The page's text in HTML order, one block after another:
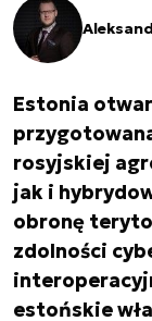
Estonia
rosyjskiej
jak i
obronę
zdolności
estońskie